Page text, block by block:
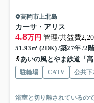
高岡市上北島
カーサ・アリス
4.8万円 管理/共益費
51.93㎡ (2DK) /築27年 /2
あいの風とやま鉄道「
駐輪場 CATV 公共下
浴室と切り離されているの